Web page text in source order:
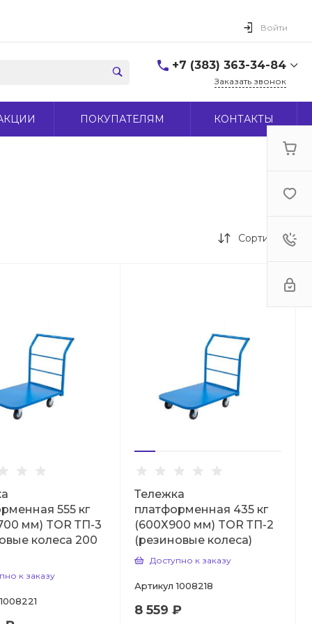
Войти
+7 (383) 363-34-84
г. Новосибирск, ул.
Заказать звонок
ПОКУПАТЕЛЯМ КОНТАКТЫ
Сортировка
555 кг
мм) TOR ТП-3
колеса 200
к заказу
1008221
Тележка
платформенная 435 кг
(600Х900 мм) TOR ТП-2
(резиновые колеса)
Доступно к заказу
Артикул 1008218
8 559 ₽